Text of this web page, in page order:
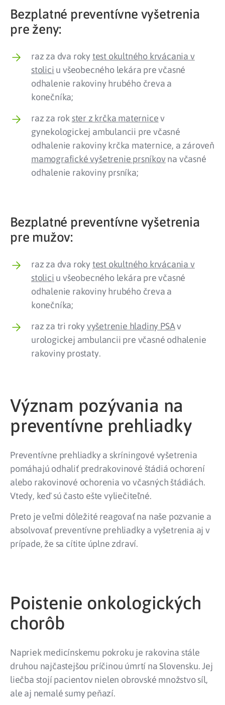
Bezplatné preventívne vyšetrenia
pre ženy:
raz za dva roky test okultného krvácania v
stolici u všeobecného lekára pre včasné
odhalenie rakoviny hrubého čreva a
konečníka;
raz za rok ster z krčka maternicev
gynekologickej ambulancii pre včasné
odhalenie rakoviny krčka maternice, a zároveň
mamografické vyšetrenie prsníkov na včasné
odhalenie rakoviny prsníka;
Bezplatné preventívne vyšetrenia
pre mužov:
raz za dva roky test okultného krvácania v
stolici u všeobecného lekára pre včasné
odhalenie rakoviny hrubého čreva a
konečníka;
raz za tri roky vyšetrenie hladiny PSAv
urologickej ambulancii pre včasné odhalenie
rakoviny prostaty.
Význam pozývania na
preventívne prehliadky
Preventívne prehliadky a skríningové vyšetrenia
pomáhajú odhaliť predrakovinové štádiá ochorení
alebo rakovinové ochorenia vo včasných štádiách.
Vtedy, keď sú často ešte vyliečiteľné.
Preto je veľmi dôležité reagovať na naše pozvanie a
absolvovať preventívne prehliadky a vyšetrenia aj v
prípade, že sa cítite úplne zdraví.
Poistenie onkologických
chorôb
Napriek medicínskemu pokroku je rakovina stále
druhou najčastejšou príčinou úmrtí na Slovensku. Jej
liečba stojí pacientov nielen obrovské množstvo síl,
ale aj nemalé sumy peňazí.